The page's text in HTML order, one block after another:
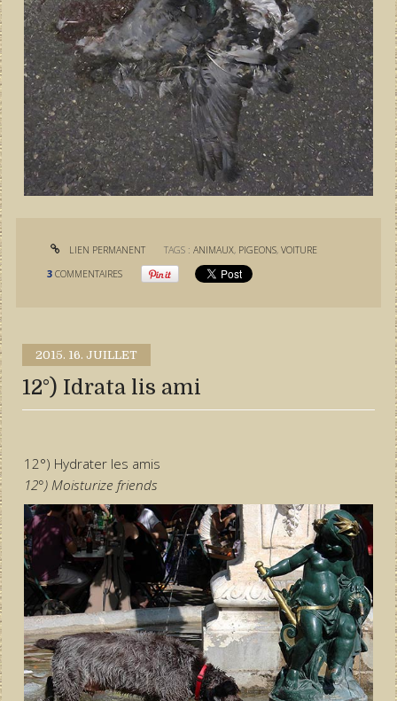
LIEN PERMANENT TAGS :ANIMAUX, PIGEONS,VOITURE
3 COMMENTAIRES
2015. 16. JUILLET
12°) Idrata lis ami
12°) Hydrater les amis
12°) Moisturize friends